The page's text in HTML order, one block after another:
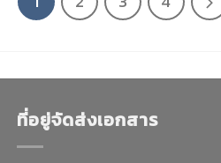
ที่อยู่จัดส่งเอกสาร